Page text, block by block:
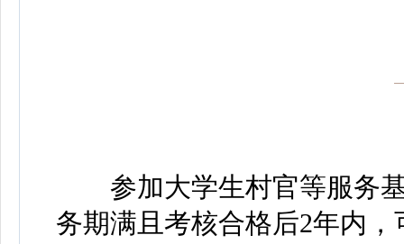
参加大学生村官等服务基
务期满且考核合格后2年内